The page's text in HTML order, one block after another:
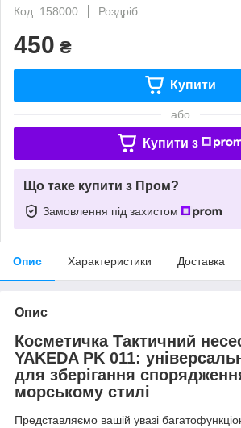
Код: 158000
Роздріб
450 ₴
Купити
або
Купити з
Що таке купити з Пром?
Замовлення під захистом
Опис Характеристики Доставка
Опис
Косметичка Тактичний
YAKEDA PK 011:
для зберігання
морському стилі
Представляємо вашій увазі